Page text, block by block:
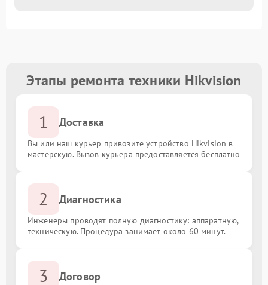
Этапы ремонта техники Hikvision
1 Доставка
Вы или наш курьер привозите устройство Hikvision в
мастерскую. Вызов курьера предоставляется бесплатно
2 Диагностика
Инженеры проводят полную диагностику: аппаратную,
техническую. Процедура занимает около 60 минут.
3 Договор